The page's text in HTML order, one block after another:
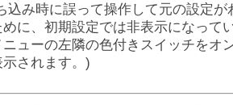
込み時に誤って操作して元の設定が
に、初期設定では非表示になって
ューの左隣の色付きスイッチをオ
されます。)